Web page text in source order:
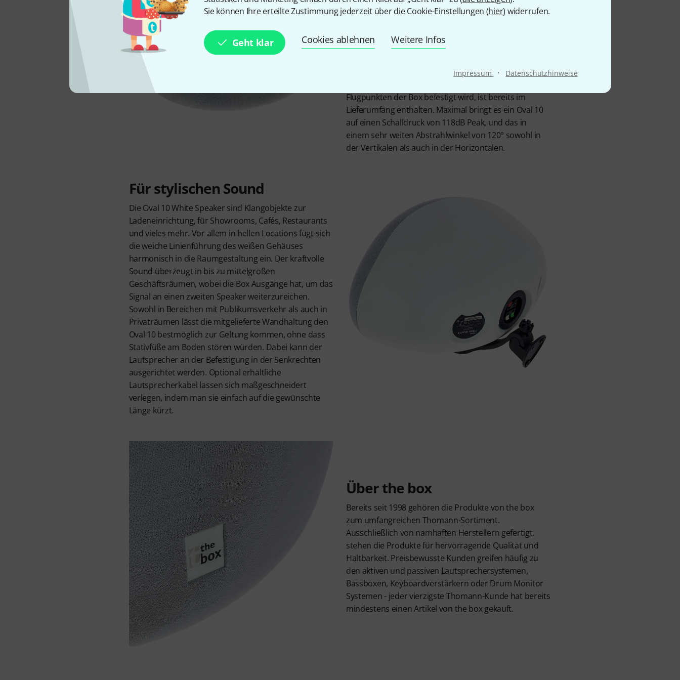
Sie können Ihre erteilte Zustimmung jederzeit über die Cookie-Einstellungen (hier) widerrufen.
Geht klar Cookies ablehnen Weitere Infos
Impressum · Datenschutzhinweise
1,2kHz liegt. Mit einer Belastbarkeit von nicht weniger
passenden Verstärker verbunden, wobei die Box auf
der Rückseite praktischerweise vier Klemmanschlüsse
Lautsprecher durchgeschleift werden kann. Eine
Flugpunkten der Box befestigt wird, ist bereits im
Lieferumfang enthalten. Maximal bringt es ein Oval 10
auf einen Schalldruck von 118dB Peak, und das in
einem sehr weiten Abstrahlwinkel von 120° sowohl in
der Vertikalen als auch in der Horizontalen.
Für stylischen Sound
Die Oval 10 White Speaker sind Klangobjekte zur
Ladeneinrichtung, für Showrooms, Cafés, Restaurants
und vieles mehr. Vor allem in hellen Locations fügt sich
die weiche Linienführung des weißen Gehäuses
harmonisch in die Raumgestaltung ein. Der kraftvolle
Sound überzeugt in bis zu mittelgroßen
Geschäftsräumen, wobei die Box Ausgänge hat, um das
Signal an einen zweiten Speaker weiterzureichen.
Sowohl in Bereichen mit Publikumsverkehr als auch in
Privaträumen lässt die mitgelieferte Wandhaltung den
Oval 10 bestmöglich zur Geltung kommen, ohne dass
Stativfüße am Boden stören würden. Dabei kann der
Lautsprecher an der Befestigung in der Senkrechten
ausgerichtet werden. Optional erhältliche
Lautsprecherkabel lassen sich maßgeschneidert
verlegen, indem man sie einfach auf die gewünschte
Länge kürzt.
Über the box
Bereits seit 1998 gehören die Produkte von the box
zum umfangreichen Thomann-Sortiment.
Ausschließlich von namhaften Herstellern gefertigt,
stehen die Produkte für hervorragende Qualität und
Haltbarkeit. Preisbewusste Kunden greifen häufig zu
den aktiven und passiven Lautsprechersystemen,
Bassboxen, Keyboardverstärkern oder Drum Monitor
Systemen - jeder vierzigste Thomann-Kunde hat bereits
mindestens einen Artikel von the box gekauft.